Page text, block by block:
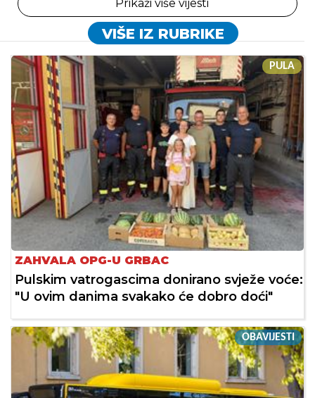
Prikaži više vijesti
VIŠE IZ RUBRIKE
PULA
ZAHVALA OPG-U GRBAC
Pulskim vatrogascima donirano svježe voće:
"U ovim danima svakako će dobro doći"
OBAVIJESTI